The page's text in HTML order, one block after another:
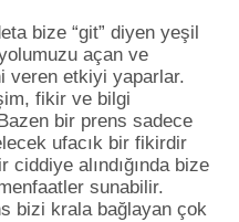
bize “git” diyen yeşil
açan ve
veren etkiyi yaparlar.
fikir ve bilgi
bir prens sadece
ufacık bir fikirdir
ciddiye alındığında bize
sunabilir.
bizi krala bağlayan çok